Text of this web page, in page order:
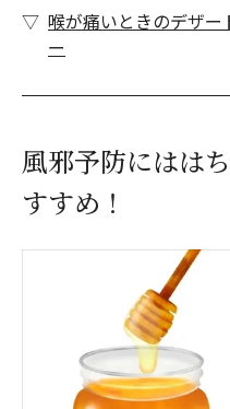
喉が痛いときのデザー
ー
風邪予防にはは
すすめ！